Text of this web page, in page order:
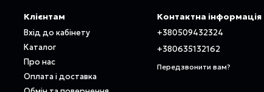
Клієнтам
Вхід до кабінету
Каталог
Про нас
Оплата і доставка
Контактна інформація
+380509432324
+380635132162
Передзвонити вам?